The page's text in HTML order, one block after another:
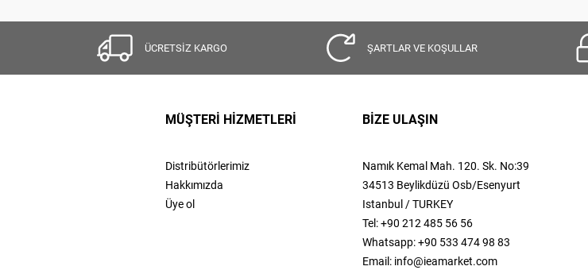
ÜCRETSİZ KARGO ŞARTLAR VE KOŞULLAR
MÜŞTERİ HİZMETLERİ
Distribütörlerimiz
Hakkımızda
Üye ol
BİZE ULAŞIN
Namık Kemal Mah. 120. Sk. No:39
34513 Beylikdüzü Osb/Esenyurt
Istanbul / TURKEY
Tel: +90 212 485 56 56
Whatsapp: +90 533 474 98 83
Email: info@ieamarket.com